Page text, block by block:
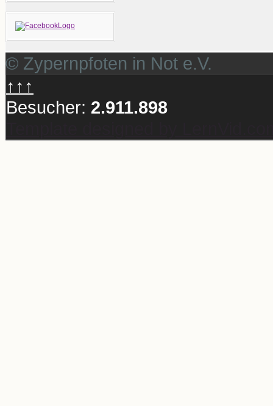
© Zypernpfoten in Not e.V.
↑↑↑
Besucher: 2.911.898